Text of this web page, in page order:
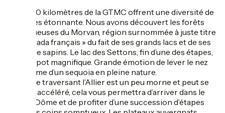
Les 1400 kilomètres de la GTMC offrent une diversité de
paysages étonnante. Nous avons découvert les forêts
majestueuses du Morvan, région surnommée à juste titre
« le Canada français » du fait de ses grands lacs et de ses
forêts de sapins. Le lac des Settons, fin d’une des étapes,
est un spot magnifique. Grande émotion de lever le nez
sur la cime d’un sequoia en pleine nature.
La partie traversant l’Allier est un peu morne et peut se
faire en accéléré, cela vous permettra d’arriver dans le
Puy de Dôme et de profiter d’une succession d’étapes